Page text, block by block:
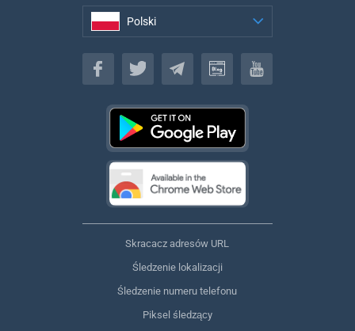
Polski
Polski
Skracacz adresów URL
Śledzenie lokalizacji
Śledzenie numeru telefonu
Piksel śledzący